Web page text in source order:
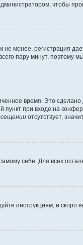
чтобы
не менее, регистрация
пару минут, поэтому
время. Это сделано
пункт при входе на
отсутствует,
себе. Для всех
инструкциям, и скоро